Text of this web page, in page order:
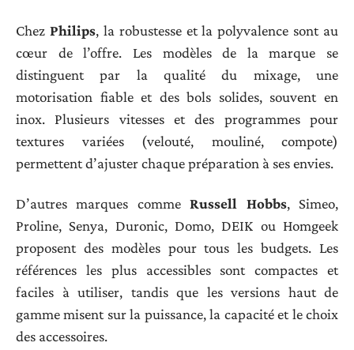
Chez Philips, la robustesse et la polyvalence sont au
cœur de l’offre. Les modèles de la marque se
distinguent par la qualité du mixage, une
motorisation fiable et des bols solides, souvent en
inox. Plusieurs vitesses et des programmes pour
textures variées (velouté, mouliné, compote)
permettent d’ajuster chaque préparation à ses envies.
D’autres marques commeRussell Hobbs, Simeo,
Proline, Senya, Duronic, Domo, DEIK ou Homgeek
proposent des modèles pour tous les budgets. Les
références les plus accessibles sont compactes et
faciles à utiliser, tandis que les versions haut de
gamme misent sur la puissance, la capacité et le choix
des accessoires.